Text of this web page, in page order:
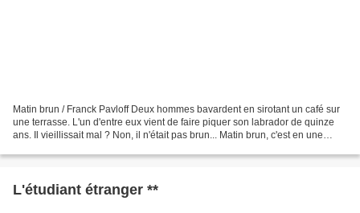
Matin brun / Franck Pavloff Deux hommes bavardent en sirotant un café sur
une terrasse. L'un d'entre eux vient de faire piquer son labrador de quinze
ans. Il vieillissait mal ? Non, il n'était pas brun... Matin brun, c'est en une
L'étudiant étranger **